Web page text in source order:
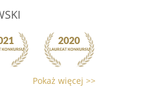
Pokaż więcej >>